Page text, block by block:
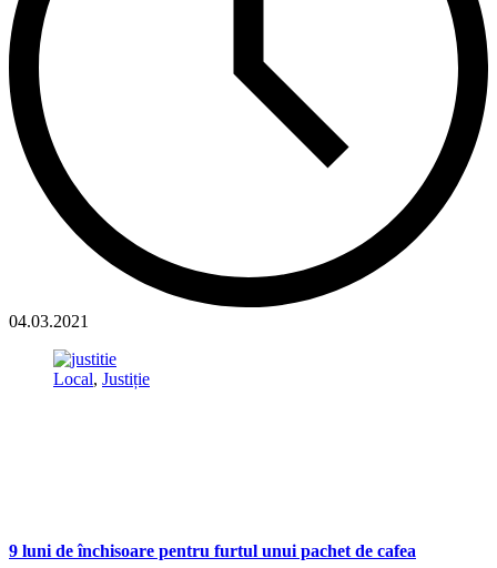
04.03.2021
Local, Justiție
9 luni de închisoare pentru furtul unui pachet de cafea